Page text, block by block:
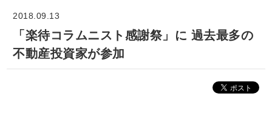
2018.09.13
「楽待コラムニスト感謝祭」に 過去最多の
不動産投資家が参加